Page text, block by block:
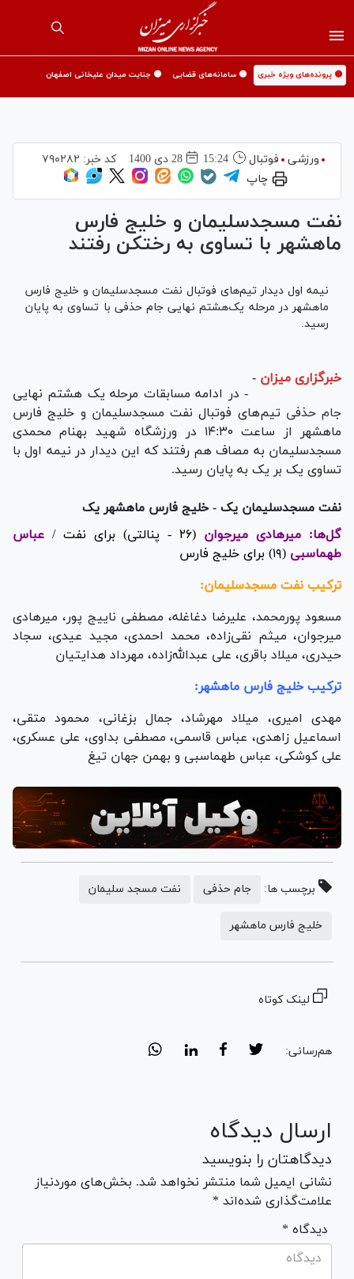
🟡 پرونده‌های ویژه خبری 🟡 سامانه‌های قضایی 🟡 جنایت میدان علیخانی اصفهان
ورزشی فوتبال 15:24 28 دی 1400 کد خبر: ۷۹۰۲۸۲
چاپ
نفت مسجدسلیمان و خلیج فارس
ماهشهر با تساوی به رختکن رفتند
نیمه اول دیدار تیم‌های فوتبال نفت مسجدسلیمان و خلیج فارس
ماهشهر در مرحله یک‌هشتم نهایی جام حذفی با تساوی به پایان
رسید.
خبرگزاری میزان -
- در ادامه مسابقات مرحله یک هشتم نهایی
جام حذفی تیم‌های فوتبال نفت مسجدسلیمان و خلیج فارس
ماهشهر از ساعت ۱۴:۳۰ در ورزشگاه شهید بهنام محمدی
مسجدسلیمان به مصاف هم رفتند که این دیدار در نیمه اول با
تساوی یک بر یک به پایان رسید.
نفت مسجدسلیمان یک - خلیج فارس ماهشهر یک
گل‌ها: میرهادی میرجوان (۲۶ - پنالتی) برای نفت /
عباس
طهماسبی (۱۹) برای خلیج فارس
ترکیب نفت مسجدسلیمان:
مسعود پورمحمد، علیرضا دغاغله، مصطفی ناییج پور، میرهادی
میرجوان، میثم نقی‌زاده، محمد احمدی، مجید عیدی، سجاد
حیدری، میلاد باقری، علی عبدالله‌زاده، مهرداد هدایتیان
ترکیب خلیج فارس ماهشهر:
مهدی امیری، میلاد مهرشاد، جمال بزغانی، محمود متقی،
اسماعیل زاهدی، عباس قاسمی، مصطفی بداوی، علی عسکری،
علی کوشکی، عباس طهماسبی و بهمن جهان تیغ
برچسب ها: جام حذفی نفت مسجد سلیمان
خلیج فارس ماهشهر
لینک کوتاه
هم‌رسانی:
ارسال دیدگاه
دیدگاهتان را بنویسید
نشانی ایمیل شما منتشر نخواهد شد. بخش‌های موردنیاز
علامت‌گذاری شده‌اند *
* دیدگاه